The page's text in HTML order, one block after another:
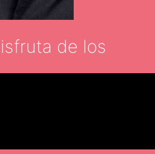
de los